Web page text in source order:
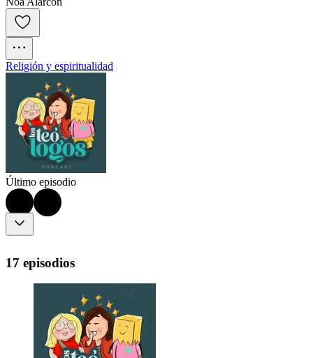
Religión y espiritualidad
Último episodio
17 episodios